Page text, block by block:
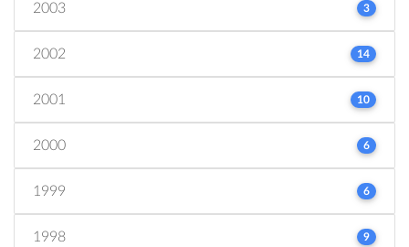
2003 3
2002 14
2001 10
2000 6
1999 6
1998 9